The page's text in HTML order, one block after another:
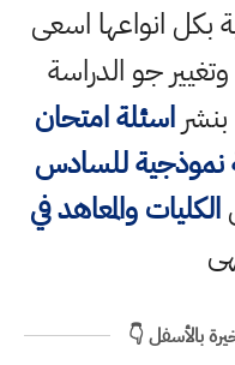
بكل انواعها اسعى
جو الدراسة
بنشراسئلة امتحان
نموذجية للسادس
الكليات والمعاهد في
بالأسفل 👇